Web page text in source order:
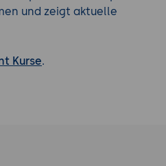
und zeigt aktuelle
Kurse.